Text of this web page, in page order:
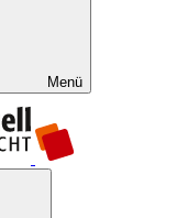
Menü